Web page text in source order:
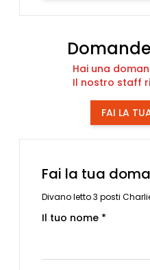
Hai una
Il nostro staff
FAI LA
Fai la tua
Divano letto 3 posti
Il tuo nome *